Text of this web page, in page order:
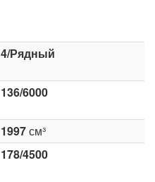
4/Рядный
136/6000
1997см³
178/4500